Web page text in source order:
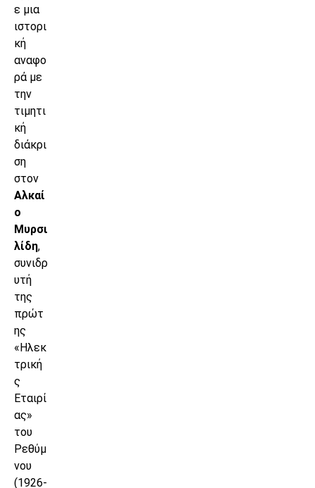
ε μια
ιστορι
κή
αναφο
ρά με
την
τιμητι
κή
διάκρι
ση
στον
Αλκαί
ο
Μυρσι
λίδη,
συνιδρ
υτή
της
πρώτ
ης
«Ηλεκ
τρική
ς
Εταιρί
ας»
του
Ρεθύμ
νου
(1926-